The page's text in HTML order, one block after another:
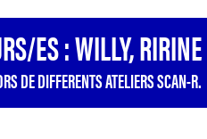
ES : WILLY, RIRINE
DE DIFFERENTS ATELIERS SCAN-R.